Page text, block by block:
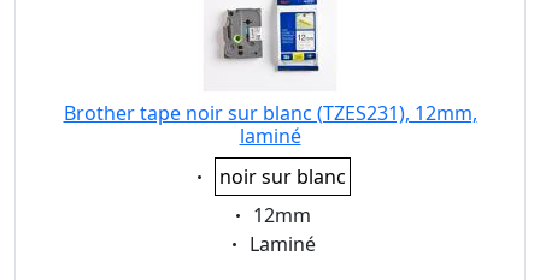
Brother tape noir sur blanc (TZES231), 12mm,
laminé
Eigenschaft:
noir sur blanc
Eigenschaft:
12mm
Eigenschaft:
Laminé